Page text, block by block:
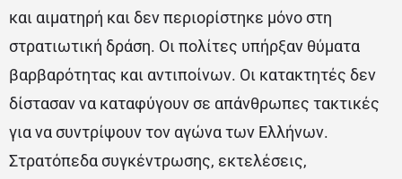
και αιματηρή και δεν περιορίστηκε μόνο στη
στρατιωτική δράση. Οι πολίτες υπήρξαν θύματα
βαρβαρότητας και αντιποίνων. Οι κατακτητές δεν
δίστασαν να καταφύγουν σε απάνθρωπες τακτικές
για να συντρίψουν τον αγώνα των Ελλήνων.
Στρατόπεδα συγκέντρωσης, εκτελέσεις,